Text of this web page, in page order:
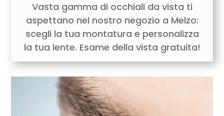
Vasta gamma di occhiali da vista ti
aspettano nel nostro negozio a Melzo:
scegli la tua montatura e personalizza
la tua lente. Esame della vista gratuita!